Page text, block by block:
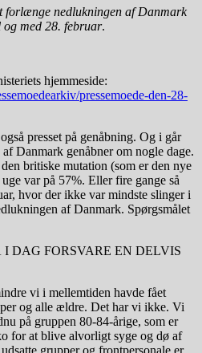
forlænge nedlukningen af Danmark
og med 28. februar.
hjemmeside:
pressemoede-den-28-
presset på genåbning. Og i går
Danmark genåbner om nogle dage.
britiske mutation (som er den nye
var på 57%. Eller fire gange så
hvor der ikke var mindste slinger i
af Danmark. Spørgsmålet
DAG FORSVARE EN DELVIS
vi i mellemtiden havde fået
og alle ældre. Det har vi ikke. Vi
på gruppen 80-84-årige, som er
for at blive alvorligt syge og dø af
grupper og frontpersonale er